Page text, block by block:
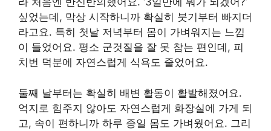
싶었는데, 막상 시작하니까 확실히 붓기부터 빠지더
라고요. 특히 첫날 저녁부터 몸이 가벼워지는 느낌
이 들었어요. 평소 군것질을 잘 못 참는 편인데, 피
치번 덕분에 자연스럽게 식욕도 줄었어요.
둘째 날부터는 확실히 배변 활동이 활발해졌어요.
억지로 힘주지 않아도 자연스럽게 화장실에 가게 되
고, 속이 편하니까 하루 종일 몸도 가벼웠어요. 그리